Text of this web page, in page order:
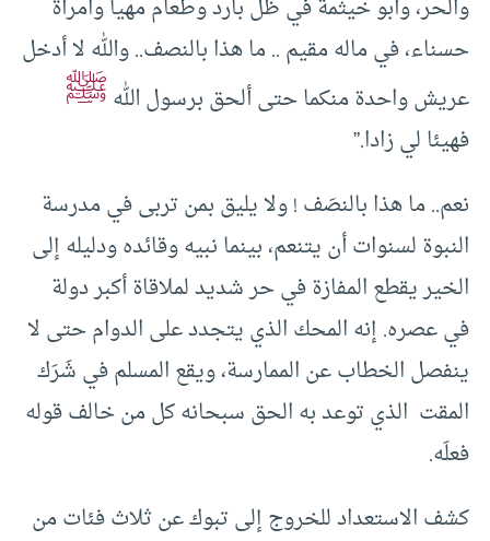
والحر، وأبو خيثمة في ظل بارد وطعام مهيأ وامرأة
حسناء، في ماله مقيم .. ما هذا بالنصف.. والله لا أدخل
عريش واحدة منكما حتى ألحق برسول اللهﷺ
فهيئا لي زادا.”
نعم.. ما هذا بالنصَف ! ولا يليق بمن تربى في مدرسة
النبوة لسنوات أن يتنعم، بينما نبيه وقائده ودليله إلى
الخير يقطع المفازة في حر شديد لملاقاة أكبر دولة
في عصره. إنه المحك الذي يتجدد على الدوام حتى لا
ينفصل الخطاب عن الممارسة، ويقع المسلم في شَرَك
المقت الذي توعد به الحق سبحانه كل من خالف قوله
فعلَه.
كشف الاستعداد للخروج إلى تبوك عن ثلاث فئات من